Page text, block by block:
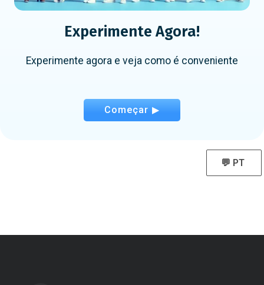
Experimente Agora!
Experimente agora e veja como é conveniente
Começar ▶
💬 PT